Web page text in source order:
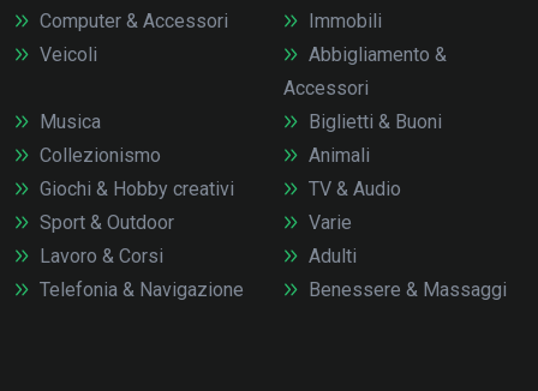
Computer & Accessori
Veicoli
Immobili
Abbigliamento &
Accessori
Musica
Collezionismo
Giochi & Hobby creativi
Sport & Outdoor
Lavoro & Corsi
Telefonia & Navigazione
Biglietti & Buoni
Animali
TV & Audio
Varie
Adulti
Benessere & Massaggi